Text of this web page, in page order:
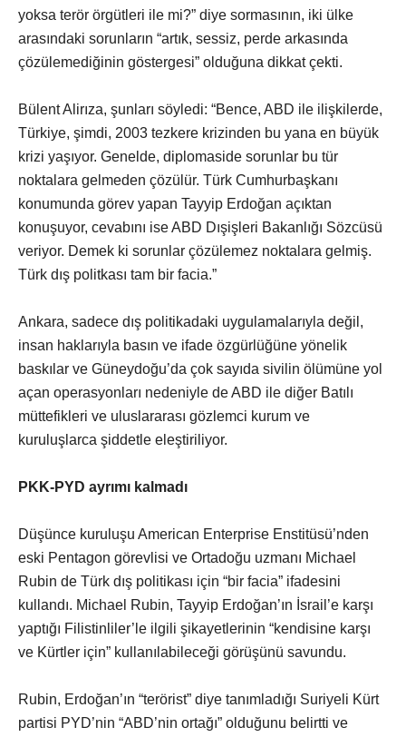
yoksa terör örgütleri ile mi?” diye sormasının, iki ülke
arasındaki sorunların “artık, sessiz, perde arkasında
çözülemediğinin göstergesi” olduğuna dikkat çekti.
Bülent Alirıza, şunları söyledi: “Bence, ABD ile ilişkilerde,
Türkiye, şimdi, 2003 tezkere krizinden bu yana en büyük
krizi yaşıyor. Genelde, diplomaside sorunlar bu tür
noktalara gelmeden çözülür. Türk Cumhurbaşkanı
konumunda görev yapan Tayyip Erdoğan açıktan
konuşuyor, cevabını ise ABD Dışişleri Bakanlığı Sözcüsü
veriyor. Demek ki sorunlar çözülemez noktalara gelmiş.
Türk dış politkası tam bir facia.”
Ankara, sadece dış politikadaki uygulamalarıyla değil,
insan haklarıyla basın ve ifade özgürlüğüne yönelik
baskılar ve Güneydoğu’da çok sayıda sivilin ölümüne yol
açan operasyonları nedeniyle de ABD ile diğer Batılı
müttefikleri ve uluslararası gözlemci kurum ve
kuruluşlarca şiddetle eleştiriliyor.
PKK-PYD ayrımı kalmadı
Düşünce kuruluşu American Enterprise Enstitüsü’nden
eski Pentagon görevlisi ve Ortadoğu uzmanı Michael
Rubin de Türk dış politikası için “bir facia” ifadesini
kullandı. Michael Rubin, Tayyip Erdoğan’ın İsrail’e karşı
yaptığı Filistinliler’le ilgili şikayetlerinin “kendisine karşı
ve Kürtler için” kullanılabileceği görüşünü savundu.
Rubin, Erdoğan’ın “terörist” diye tanımladığı Suriyeli Kürt
partisi PYD’nin “ABD’nin ortağı” olduğunu belirtti ve